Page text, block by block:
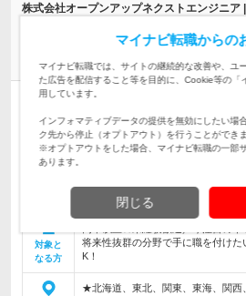
株式会社オープンアップネクストエンジニア
【半導体エンジニア】装置組立・立
活躍中
正社員 職種・業種未経験OK
女性のおしごと掲載中
情報更新日：2026/07/31 終了予定日：2026/09/03
の組み立て、立上げ、メンテナンス
る自社研修センターあり
対象と
なる方
将来性抜群の分野で手に職を付け
K！
★北海道、東北、関東、東海、関
マイナビ転職からの
マイナビ転職では、サイトの継続的な改善や、ユ
た広告を配信すること等を目的に、Cookie等の「
用しています。
インフォマティブデータの提供を無効にしたい場
ク先から停止（オプトアウト）を行うことができま
※オプトアウトをした場合、マイナビ転職の一部
あります。
閉じる